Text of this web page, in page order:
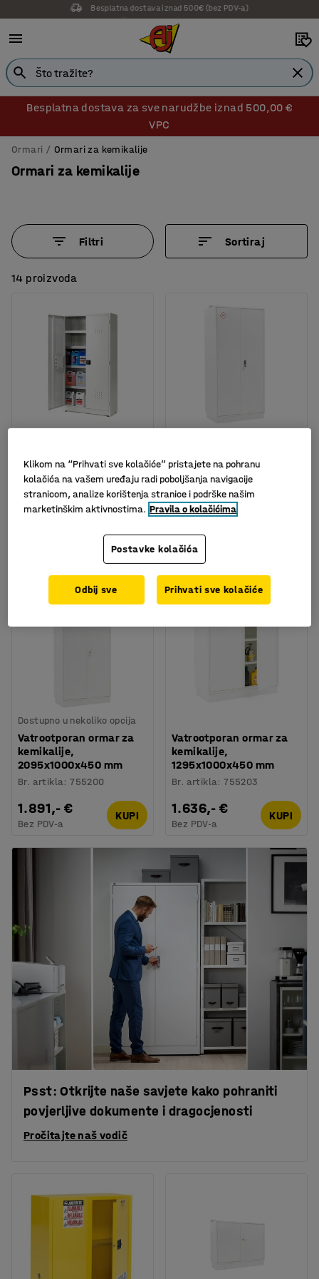
14 dana prava na povrat
Besplatna dostava za sve narudžbe iznad 500,00 €
VPC
Ormari Ormari za kemikalije
Ormari za kemikalije
Filtri Sortiraj
14 proizvoda
Br. artikla: 26640
KUPI
kemikalije, elektronička
brava, 2095x1000x450
mm
Br. artikla:755236
2.326,- €
Bez PDV-a
Dostupno u nekoliko opcija
Vatrootporan ormar za
kemikalije,
2095x1000x450 mm
Br. artikla:755200
1.891,- €
Bez PDV-a
KUPI
Vatrootporan ormar za
kemikalije,
1295x1000x450 mm
Br. artikla:755203
1.636,- €
Bez PDV-a
KUPI
Psst: Otkrijte naše savjete kako pohraniti
povjerljive dokumente i dragocjenosti
Pročitajte naš vodič
Klikom na “Prihvati sve kolačiće” pristajete na pohranu
kolačića na vašem uređaju radi poboljšanja navigacije
stranicom, analize korištenja stranice i podrške našim
marketinškim aktivnostima. Pravila o kolačićima
Postavke kolačića
Odbij sve Prihvati sve kolačiće